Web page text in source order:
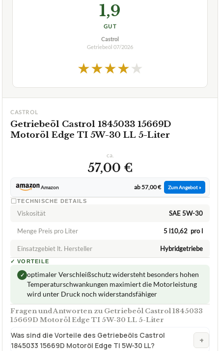
1,9
GUT
Castrol
Getriebeöl 07/2026
★★★★★
CASTROL
Getriebeöl Castrol 1845033 15669D
Motoröl Edge TI 5W-30 LL 5-Liter
ca.
57,00 €
Amazon ab 57,00 € Zum Angebot »
TECHNISCHE DETAILS
Viskosität SAE 5W-30
Menge Preis pro Liter 5 l10,62  pro l
Einsatzgebiet lt. Hersteller Hybridgetriebe
✓ VORTEILE
✓ optimaler Verschleißschutz widersteht besonders hohen
Temperaturschwankungen maximiert die Motorleistung
wird unter Druck noch widerstandsfähiger
Fragen und Antworten zu Getriebeöl Castrol 1845033
15669D Motoröl Edge TI 5W-30 LL 5-Liter
Was sind die Vorteile des Getriebeöls Castrol
1845033 15669D Motoröl Edge TI 5W-30 LL?
+